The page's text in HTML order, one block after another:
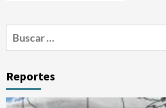
Buscar:
Reportes